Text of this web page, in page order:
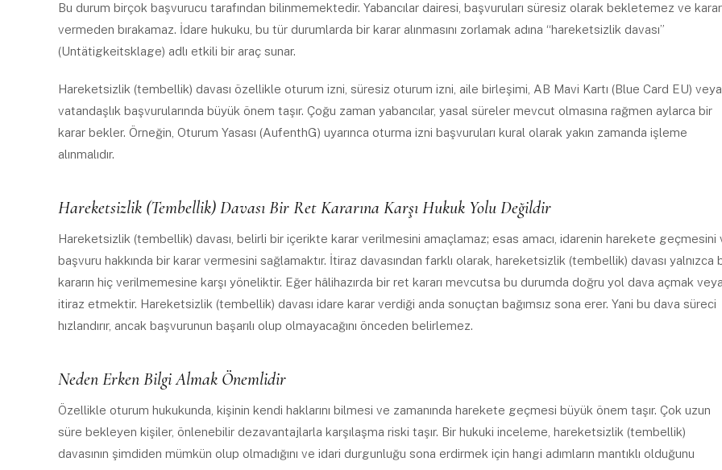
Bu durum birçok başvurucu tarafından bilinmemektedir. Yabancılar dairesi, başvuruları süresiz olarak bekletemez ve karar
vermeden bırakamaz. İdare hukuku, bu tür durumlarda bir karar alınmasını zorlamak adına “hareketsizlik davası”
(Untätigkeitsklage) adlı etkili bir araç sunar.
Hareketsizlik (tembellik) davası özellikle oturum izni, süresiz oturum izni, aile birleşimi, AB Mavi Kartı (Blue Card EU) veya
vatandaşlık başvurularında büyük önem taşır. Çoğu zaman yabancılar, yasal süreler mevcut olmasına rağmen aylarca bir
karar bekler. Örneğin, Oturum Yasası (AufenthG) uyarınca oturma izni başvuruları kural olarak yakın zamanda işleme
alınmalıdır.
Hareketsizlik (Tembellik) Davası Bir Ret Kararına Karşı Hukuk Yolu Değildir
Hareketsizlik (tembellik) davası, belirli bir içerikte karar verilmesini amaçlamaz; esas amacı, idarenin harekete geçmesini
başvuru hakkında bir karar vermesini sağlamaktır. İtiraz davasından farklı olarak, hareketsizlik (tembellik) davası yalnızca
kararın hiç verilmemesine karşı yöneliktir. Eğer hâlihazırda bir ret kararı mevcutsa bu durumda doğru yol dava açmak
itiraz etmektir. Hareketsizlik (tembellik) davası idare karar verdiği anda sonuçtan bağımsız sona erer. Yani bu dava süreci
hızlandırır, ancak başvurunun başarılı olup olmayacağını önceden belirlemez.
Neden Erken Bilgi Almak Önemlidir
Özellikle oturum hukukunda, kişinin kendi haklarını bilmesi ve zamanında harekete geçmesi büyük önem taşır. Çok uzun
süre bekleyen kişiler, önlenebilir dezavantajlarla karşılaşma riski taşır. Bir hukuki inceleme, hareketsizlik (tembellik)
davasının şimdiden mümkün olup olmadığını ve idari durgunluğu sona erdirmek için hangi adımların mantıklı olduğunu